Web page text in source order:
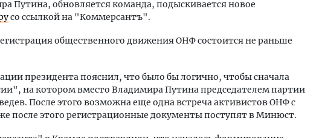
Путина, обновляется команда, подыскивается новое
со ссылкой на "Коммерсантъ".
общественного движения ОНФ состоится не раньше
президента пояснил, что было бы логично, чтобы сначала
на котором вместо Владимира Путина председателем партии
После этого возможна еще одна встреча активистов ОНФ с
после этого регистрационные документы поступят в Минюст.
ДОМА И КВАРТИРЫ СТРОИТЕЛЬСТВО